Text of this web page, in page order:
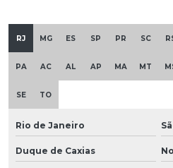
RJ MG ES SP PR SC
PA AC AL AP MA MT
SE TO
Rio de Janeiro
Duque de Caxias